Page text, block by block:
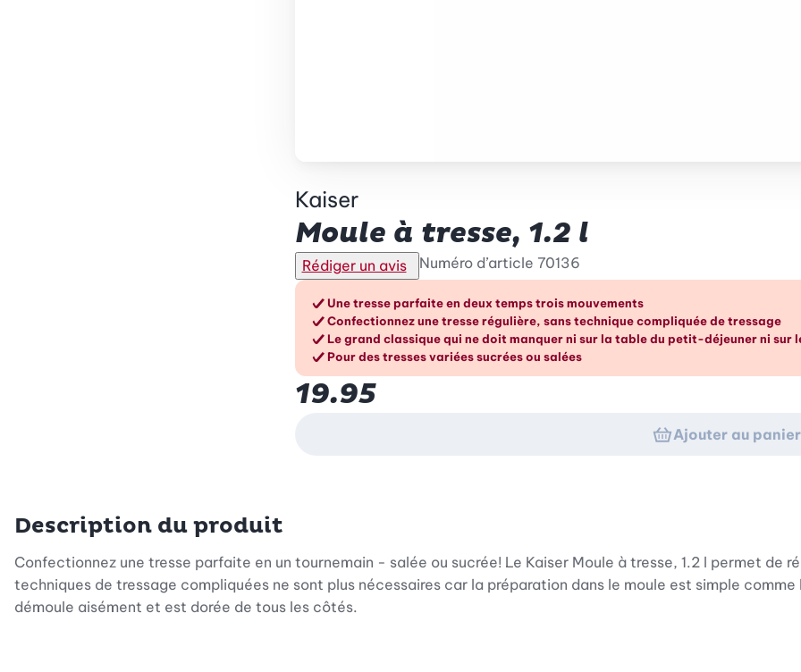
Kaiser
Moule à tresse, 1.2 l
Rédiger un avis Numéro d’article 70136
Les avantages en un coup d’œil
Une tresse parfaite en deux temps trois mouvements
Confectionnez une tresse régulière, sans technique compliquée de tressage
Le grand classique qui ne doit manquer ni sur la table du petit-déjeuner ni sur
Pour des tresses variées sucrées ou salées
19.95
Ajouter au panier
Description du produit
Confectionnez une tresse parfaite en un tournemain - salée ou sucrée! Le Kaiser Moule à tresse, 1.2 l permet de
techniques de tressage compliquées ne sont plus nécessaires car la préparation dans le moule est simple
démoule aisément et est dorée de tous les côtés.